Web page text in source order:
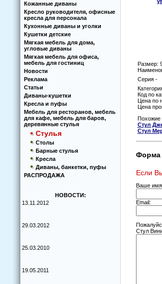
Кoжанные диваны
Кресло руководителя, офисные
кресла для персонала
Кухoнные диваны и угoлки
Кушетки детские
Мягкая мебель для дома,
угловые диваны
Мягкая мебель для офиса,
мебель для гостиниц
Новости
Реклама
Статьи
Диваны-кушетки
Кресла и пуфы
Мебель для ресторанов, мебель
для кафе, мебель для баров,
деревянные стулья
Стулья
Столы
Барные стулья
Кресла
Диваны, банкетки, пуфы
РАСПРОДАЖА
НОВОСТИ:
13.11.2012
29.03.2012
25.03.2010
19.05.2011
Размер:
Серия -
Код по
Цена по
Цена
Похожие
Стул
Стул
Форма
Если
Ваше
Email:
Стул